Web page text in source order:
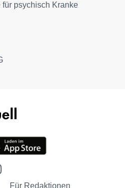
psychisch Kranke
Für Redaktionen